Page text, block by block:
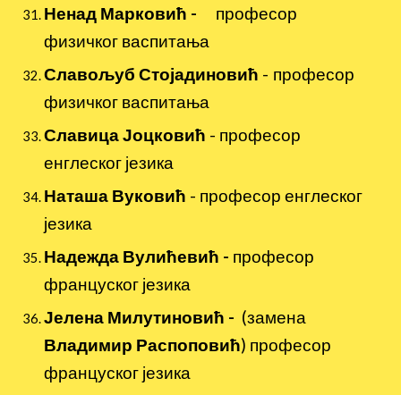
Ненад Марковић -
професор
физичког васпитања
Славољуб Стојадиновић - професор
физичког васпитања
Славица Јоцковић - професор
енглеског језика
Наташа Вуковић - професор енглеског
језика
Надежда Вулићевић - професор
француског језика
Јелена Милутиновић - (замена
Владимир Распоповић) професор
француског језика